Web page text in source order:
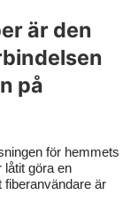
är den
på
för hemmets
låtit göra en
är